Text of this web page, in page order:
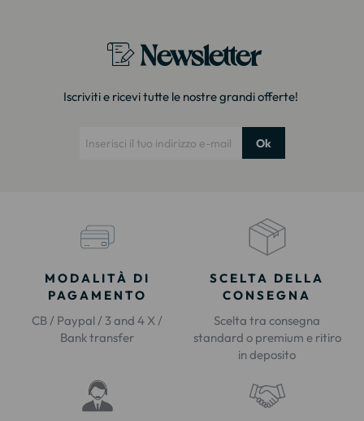
Newsletter
Iscriviti e ricevi tutte le nostre grandi offerte!
Ok
MODALITÀ DI
PAGAMENTO
CB / Paypal / 3 and 4 X /
Bank transfer
SCELTA DELLA
CONSEGNA
Scelta tra consegna
standard o premium e ritiro
in deposito